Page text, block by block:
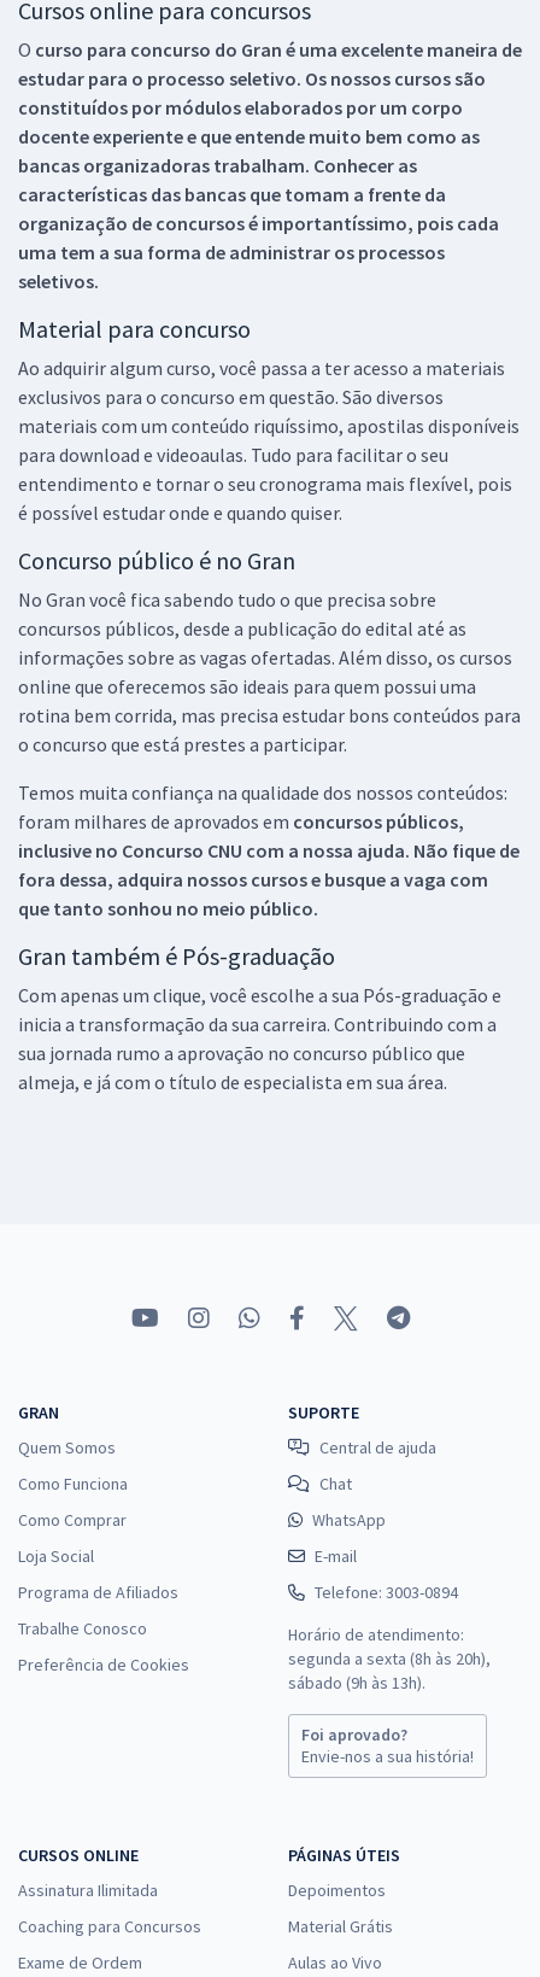
Cursos online para concursos
O curso para concurso do Gran é uma excelente maneira de
estudar para o processo seletivo. Os nossos cursos são
constituídos por módulos elaborados por um corpo
docente experiente e que entende muito bem como as
bancas organizadoras trabalham. Conhecer as
características das bancas que tomam a frente da
organização de concursos é importantíssimo, pois cada
uma tem a sua forma de administrar os processos
seletivos.
Material para concurso
Ao adquirir algum curso, você passa a ter acesso a materiais
exclusivos para o concurso em questão. São diversos
materiais com um conteúdo riquíssimo, apostilas disponíveis
para download e videoaulas. Tudo para facilitar o seu
entendimento e tornar o seu cronograma mais flexível, pois
é possível estudar onde e quando quiser.
Concurso público é no Gran
No Gran você fica sabendo tudo o que precisa sobre
concursos públicos, desde a publicação do edital até as
informações sobre as vagas ofertadas. Além disso, os cursos
online que oferecemos são ideais para quem possui uma
rotina bem corrida, mas precisa estudar bons conteúdos para
o concurso que está prestes a participar.
Temos muita confiança na qualidade dos nossos conteúdos:
foram milhares de aprovados em concursos públicos,
inclusive no Concurso CNU com a nossa ajuda. Não fique de
fora dessa, adquira nossos cursos e busque a vaga com
que tanto sonhou no meio público.
Gran também é Pós-graduação
Com apenas um clique, você escolhe a sua Pós-graduação e
inicia a transformação da sua carreira. Contribuindo com a
sua jornada rumo a aprovação no concurso público que
almeja, e já com o título de especialista em sua área.
GRAN
Quem Somos
Como Funciona
Como Comprar
Loja Social
Programa de Afiliados
Trabalhe Conosco
Preferência de Cookies
SUPORTE
Central de ajuda
Chat
WhatsApp
E-mail
Telefone: 3003-0894
Horário de atendimento:
segunda a sexta (8h às 20h),
sábado (9h às 13h).
Foi aprovado?
Envie-nos a sua história!
CURSOS ONLINE
Assinatura Ilimitada
Coaching para Concursos
Exame de Ordem
PÁGINAS ÚTEIS
Depoimentos
Material Grátis
Aulas ao Vivo